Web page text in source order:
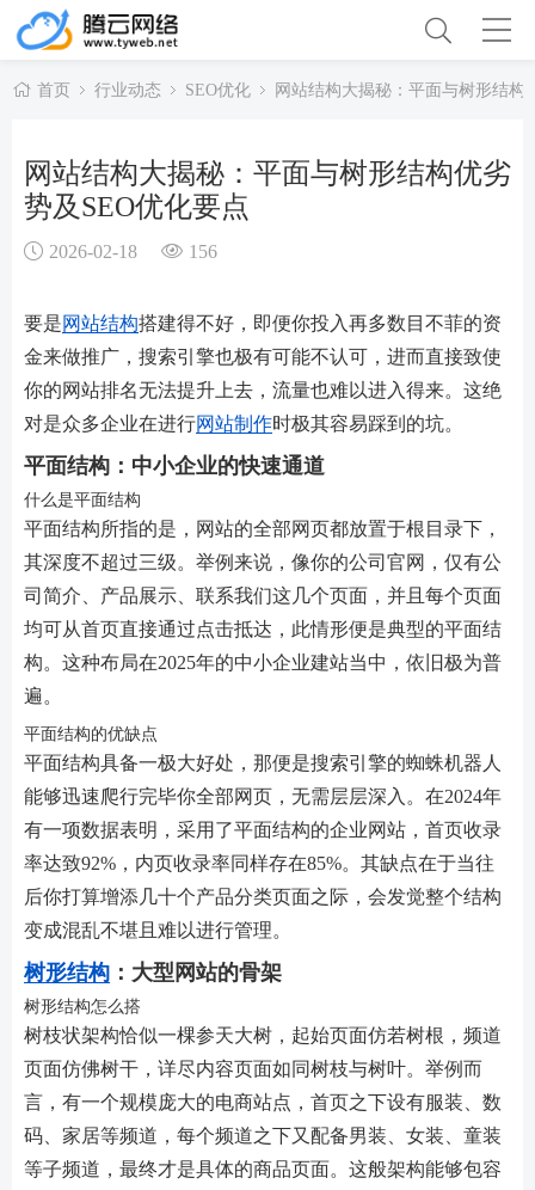
首页 行业动态 SEO优化 网站结构大揭秘：平面与树形结构
网站结构大揭秘：平面与树形结构优劣
势及SEO优化要点
2026-02-18 156
要是网站结构搭建得不好，即便你投入再多数目不菲的资
金来做推广，搜索引擎也极有可能不认可，进而直接致使
你的网站排名无法提升上去，流量也难以进入得来。这绝
对是众多企业在进行网站制作时极其容易踩到的坑。
平面结构：中小企业的快速通道
什么是平面结构
平面结构所指的是，网站的全部网页都放置于根目录下，
其深度不超过三级。举例来说，像你的公司官网，仅有公
司简介、产品展示、联系我们这几个页面，并且每个页面
均可从首页直接通过点击抵达，此情形便是典型的平面结
构。这种布局在2025年的中小企业建站当中，依旧极为普
遍。
平面结构的优缺点
平面结构具备一极大好处，那便是搜索引擎的蜘蛛机器人
能够迅速爬行完毕你全部网页，无需层层深入。在2024年
有一项数据表明，采用了平面结构的企业网站，首页收录
率达致92%，内页收录率同样存在85%。其缺点在于当往
后你打算增添几十个产品分类页面之际，会发觉整个结构
变成混乱不堪且难以进行管理。
树形结构 ：大型网站的骨架
树形结构怎么搭
树枝状架构恰似一棵参天大树，起始页面仿若树根，频道
页面仿佛树干，详尽内容页面如同树枝与树叶。举例而
言，有一个规模庞大的电商站点，首页之下设有服装、数
码、家居等频道，每个频道之下又配备男装、女装、童装
等子频道，最终才是具体的商品页面。这般架构能够包容